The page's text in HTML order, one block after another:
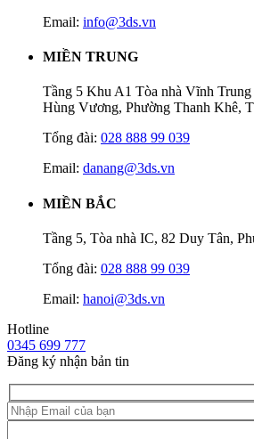
Email: info@3ds.vn
MIỀN TRUNG
Tầng 5 Khu A1 Tòa nhà Vĩnh Trung
Hùng Vương, Phường Thanh Khê,
Tổng đài: 028 888 99 039
Email: danang@3ds.vn
MIỀN BẮC
Tầng 5, Tòa nhà IC, 82 Duy Tân,
Tổng đài: 028 888 99 039
Email: hanoi@3ds.vn
Hotline
0345 699 777
Đăng ký nhận bản tin